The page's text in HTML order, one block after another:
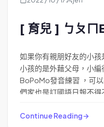
[ 育兒 ] ㄅㄆ
如果你有親朋好友的小
小孩的是外藉父母，小
BoPoMo發音練習 ，可
們家也是訂國語日報不
Continue Reading